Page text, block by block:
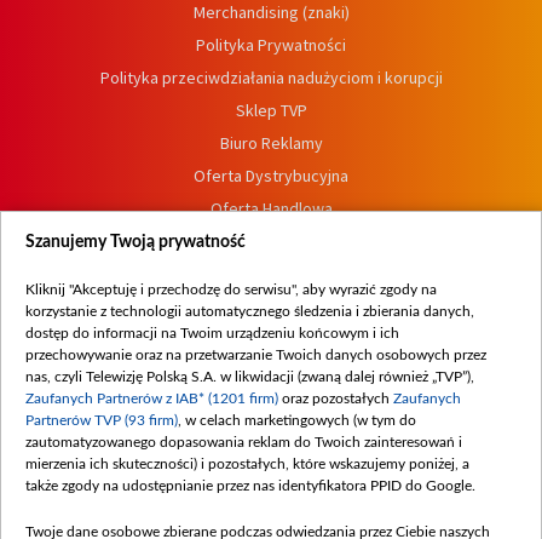
Merchandising (znaki)
Polityka Prywatności
Polityka przeciwdziałania nadużyciom i korupcji
Sklep TVP
Biuro Reklamy
Oferta Dystrybucyjna
Oferta Handlowa
Dostępność
Procedura zgłoszeń wewnętrznych
Szanujemy Twoją prywatność
Kliknij "Akceptuję i przechodzę do serwisu", aby wyrazić zgody na
korzystanie z technologii automatycznego śledzenia i zbierania danych,
dostęp do informacji na Twoim urządzeniu końcowym i ich
przechowywanie oraz na przetwarzanie Twoich danych osobowych przez
nas, czyli Telewizję Polską S.A. w likwidacji (zwaną dalej również „TVP”),
Zaufanych Partnerów z IAB* (1201 firm) oraz pozostałych Zaufanych
Partnerów TVP (93 firm) , w celach marketingowych (w tym do
zautomatyzowanego dopasowania reklam do Twoich zainteresowań i
mierzenia ich skuteczności) i pozostałych, które wskazujemy poniżej, a
także zgody na udostępnianie przez nas identyfikatora PPID do Google.
Twoje dane osobowe zbierane podczas odwiedzania przez Ciebie naszych